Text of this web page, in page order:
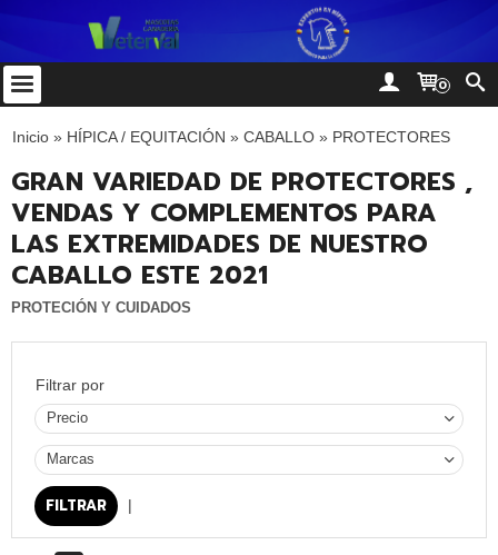
0
Inicio » HÍPICA / EQUITACIÓN » CABALLO » PROTECTORES
GRAN VARIEDAD DE PROTECTORES ,
VENDAS Y COMPLEMENTOS PARA
LAS EXTREMIDADES DE NUESTRO
CABALLO ESTE 2021
PROTECIÓN Y CUIDADOS
Filtrar por
Precio
Marcas
|